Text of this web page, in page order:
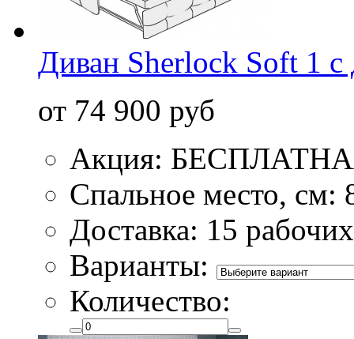
Диван Sherlock Soft 1
от 74 900 руб
Акция:
Спальное место, см:
Доставка: 15
Варианты:
Количество: